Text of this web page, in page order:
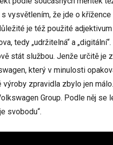
vysvětlením, že jde o
je též použité adjektivum
tedy „udržitelná“ a
stát službou. Jenže určitě je
který v minulosti
zpravidla zbylo jen
Group. Podle něj se
svobodu“.